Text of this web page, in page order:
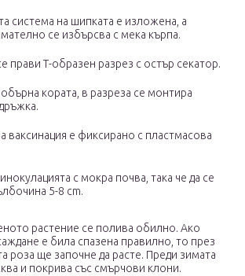
система на шипката е изложена, а
се избърсва с мека кърпа.
прави Т-образен разрез с остър секатор.
кората, в разреза се монтира
ваксинация е фиксирано с пластмасова
с мокра почва, така че да се
5-8 cm.
растение се полива обилно. Ако
е била спазена правилно, то през
роза ще започне да расте. Преди зимата
и покрива със смърчови клони.